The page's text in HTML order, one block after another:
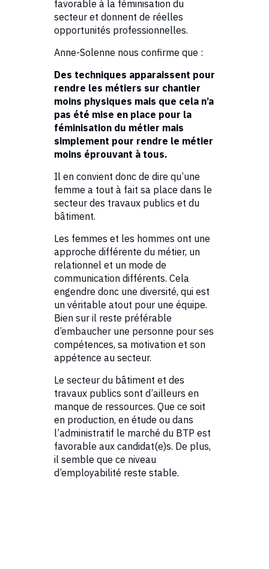
favorable à la féminisation du
secteur et donnent de réelles
opportunités professionnelles.
Anne-Solenne nous confirme que :
Des techniques apparaissent pour
rendre les métiers sur chantier
moins physiques mais que cela n’a
pas été mise en place pour la
féminisation du métier mais
simplement pour rendre le métier
moins éprouvant à tous.
Il en convient donc de dire qu’une
femme a tout à fait sa place dans le
secteur des travaux publics et du
bâtiment.
Les femmes et les hommes ont une
approche différente du métier, un
relationnel et un mode de
communication différents. Cela
engendre donc une diversité, qui est
un véritable atout pour une équipe.
Bien sur il reste préférable
d’embaucher une personne pour ses
compétences, sa motivation et son
appétence au secteur.
Le secteur du bâtiment et des
travaux publics sont d’ailleurs en
manque de ressources. Que ce soit
en production, en étude ou dans
l’administratif le marché du BTP est
favorable aux candidat(e)s. De plus,
il semble que ce niveau
d’employabilité reste stable.